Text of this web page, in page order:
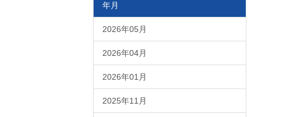
年月
2026年05月
2026年04月
2026年01月
2025年11月